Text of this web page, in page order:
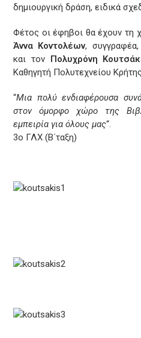
δημιουργική δράση, ειδικά
Φέτος οι έφηβοι θα έχουν τη
Άννα Κοντολέων, συγγραφέα,
και τον Πολυχρόνη
Καθηγητή Πολυτεχνείου
“Μια πολύ ενδιαφέρουσα
στον όμορφο χώρο της
εμπειρία για όλους μας“.
3ο ΓΛΧ (Β΄ταξη)